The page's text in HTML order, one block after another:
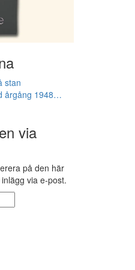
stan
årgång 1948…
via
på den här
via e-post.